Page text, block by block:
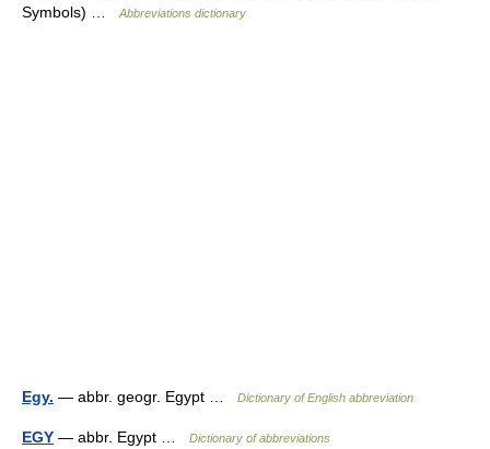
Symbols) …
Abbreviations dictionary
Egy. — abbr. geogr. Egypt … Dictionary of English abbreviation
EGY — abbr. Egypt … Dictionary of abbreviations